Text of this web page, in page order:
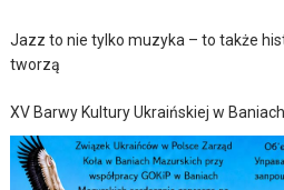
Jazz to nie tylko muzyka – to także
tworzą
XV Barwy Kultury Ukraińskiej w